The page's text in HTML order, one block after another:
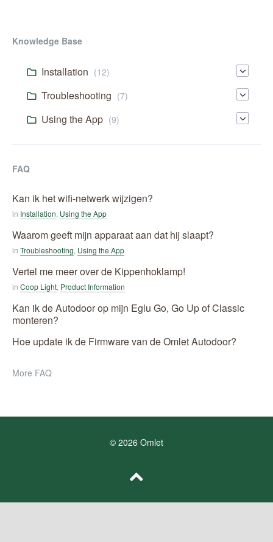
Knowledge Base
Installation (12)
Troubleshooting (7)
Using the App (9)
FAQ
Kan ik het wifi-netwerk wijzigen?
in Installation, Using the App
Waarom geeft mijn apparaat aan dat hij slaapt?
in Troubleshooting, Using the App
Vertel me meer over de Kippenhoklamp!
in Coop Light, Product Information
Kan ik de Autodoor op mijn Eglu Go, Go Up of Classic
monteren?
Hoe update ik de Firmware van de Omlet Autodoor?
More FAQ
© 2026 Omlet